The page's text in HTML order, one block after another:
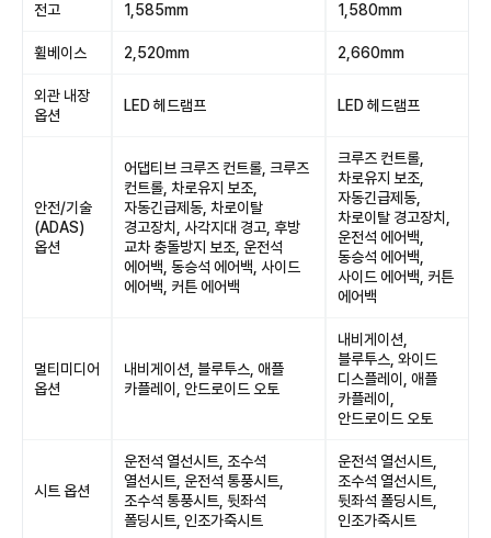
전고 1,585mm 1,580mm
휠베이스 2,520mm 2,660mm
외관 내장
옵션
LED 헤드램프 LED 헤드램프
안전/기술
(ADAS)
옵션
어댑티브 크루즈 컨트롤, 크루즈
컨트롤, 차로유지 보조,
자동긴급제동, 차로이탈
경고장치, 사각지대 경고, 후방
교차 충돌방지 보조, 운전석
에어백, 동승석 에어백, 사이드
에어백, 커튼 에어백
크루즈 컨트롤,
차로유지 보조,
자동긴급제동,
차로이탈 경고장치,
운전석 에어백,
동승석 에어백,
사이드 에어백, 커튼
에어백
멀티미디어
옵션
내비게이션, 블루투스, 애플
카플레이, 안드로이드 오토
내비게이션,
블루투스, 와이드
디스플레이, 애플
카플레이,
안드로이드 오토
시트 옵션
운전석 열선시트, 조수석
열선시트, 운전석 통풍시트,
조수석 통풍시트, 뒷좌석
폴딩시트, 인조가죽시트
운전석 열선시트,
조수석 열선시트,
뒷좌석 폴딩시트,
인조가죽시트